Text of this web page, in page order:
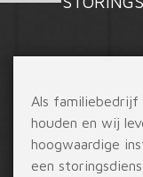
Als familiebedrijf
houden en wij
hoogwaardige
een